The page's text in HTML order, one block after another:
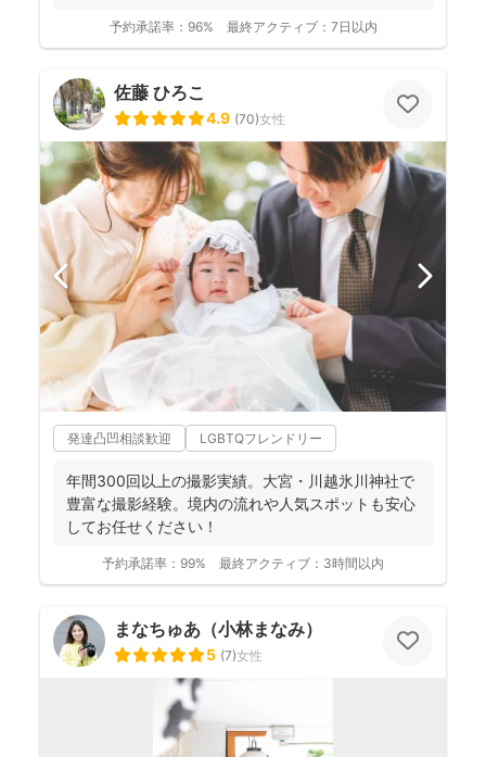
予約承諾率： 96% 最終アクティブ： 7日以内
佐藤 ひろこ
4.9 (70)女性
発達凸凹相談歓迎 LGBTQフレンドリー
年間300回以上の撮影実績。大宮・川越氷川神社で
豊富な撮影経験。境内の流れや人気スポットも安心
してお任せください！
予約承諾率： 99% 最終アクティブ： 3時間以内
まなちゅあ（小林まなみ）
5 (7)女性